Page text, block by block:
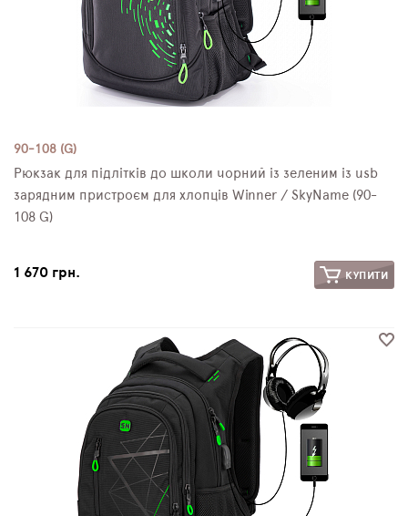
90-108 (G)
Рюкзак для підлітків до школи чорний із зеленим із usb
зарядним пристроєм для хлопців Winner / SkyName (90-
108 G)
1 670 грн. КУПИТИ